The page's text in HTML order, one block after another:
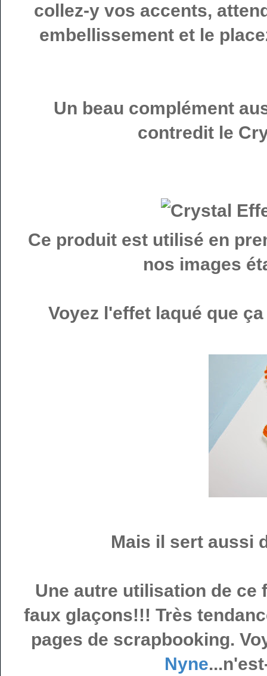
collez-y vos accents,
embellissement et le
Un beau complément
contredit le
Ce produit est utilisé en
nos images
Voyez l'effet laqué que
Mais il sert aussi
Une autre utilisation de
faux glaçons!!! Très
pages de scrapbooking.
Nyne